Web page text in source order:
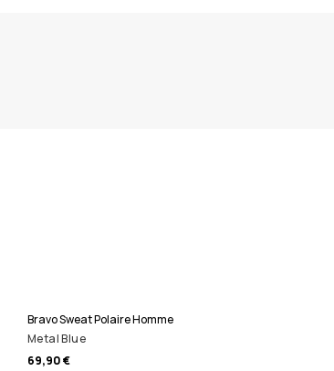
Bravo Sweat Polaire Homme
Metal Blue
69,90 €